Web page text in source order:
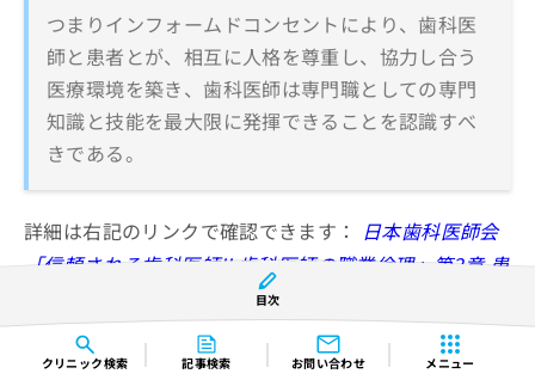
クリニック検索 記事検索 お問い合わせ メニュー
つまりインフォームドコンセントにより、歯科医
師と患者とが、相互に人格を尊重し、協力し合う
医療環境を築き、歯科医師は専門職としての専門
知識と技能を最大限に発揮できることを認識すべ
きである。
詳細は右記のリンクで確認できます：
日本歯科医師会
「信頼される歯科医師II 歯科医師の職業倫理」第2章 患
者を尊重した歯科医療（1）インフォームドコンセント
目次